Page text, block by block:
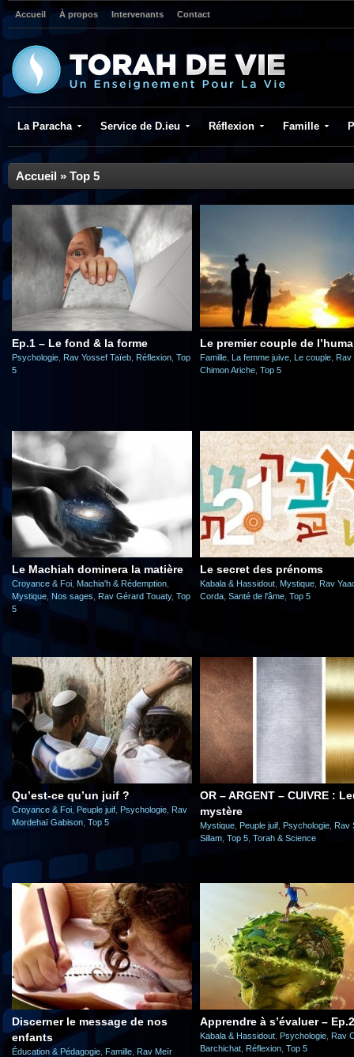
Accueil À propos Intervenants Contact
La Paracha Service de D.ieu Réflexion Famille
Accueil » Top 5
Ep.1 – Le fond & la forme
Psychologie Rav Yossef Taïeb Réflexion Top
5
Le premier couple de
Famille La femme juive Le couple Rav
Chimon Ariche Top 5
Le Machiah dominera la matière
Croyance & Foi Machia'h & Rédemption
Mystique Nos sages Rav Gérard Touaty, Top
5
Le secret des prénoms
Kabala & Hassidout Mystique Rav
Corda Santé de l'âme Top 5
Qu’est-ce qu’un juif ?
Croyance & Foi Peuple juif Psychologie Rav
Mordehaï Gabison Top 5
OR – ARGENT – CUIVRE :
mystère
Mystique Peuple juif Psychologie Rav
Sillam Top 5 Torah & Science
Discerner le message de nos
enfants
Éducation & Pédagogie Famille Rav Meïr
Apprendre à s’évaluer – Ep.2
Kabala & Hassidout Psychologie Rav
Barchichat Réflexion Top 5